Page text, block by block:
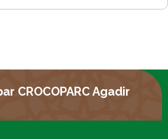
CROCOPARC Agadir